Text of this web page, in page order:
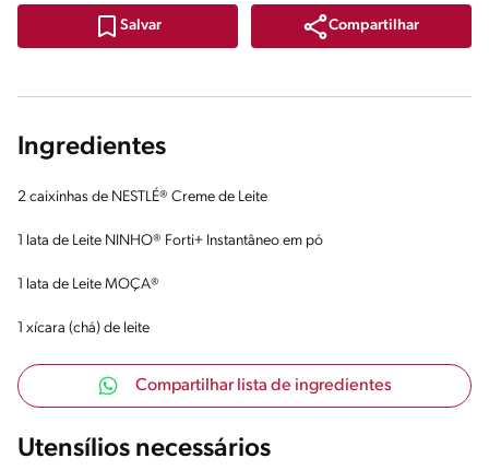
Salvar Compartilhar
Ingredientes
2 caixinhas de NESTLÉ® Creme de Leite
1 lata de Leite NINHO® Forti+ Instantâneo em pó
1 lata de Leite MOÇA®
1 xícara (chá) de leite
Compartilhar lista de ingredientes
Utensílios necessários